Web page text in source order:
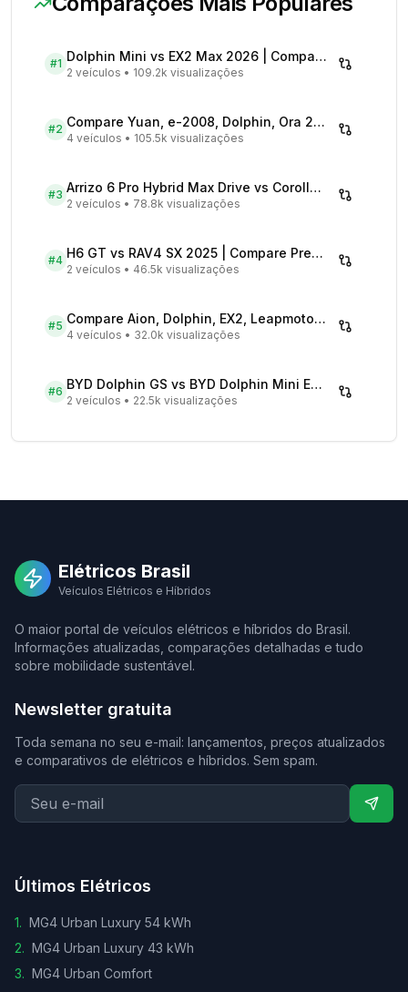
#1 Dolphin Mini vs EX2 Max 2026 | Compare Preços
2 veículos • 109.2k visualizações
#2 Compare Yuan, e-2008, Dolphin, Ora 2026 | Veículos Elétricos
4 veículos • 105.5k visualizações
#3 Arrizo 6 Pro Hybrid Max Drive vs Corolla Cross XRX Hybrid - Comparativo Completo
2 veículos • 78.8k visualizações
#4 H6 GT vs RAV4 SX 2025 | Compare Preços
2 veículos • 46.5k visualizações
#5 Compare Aion, Dolphin, EX2, Leapmotor 2026 | Veículos Elétricos
4 veículos • 32.0k visualizações
#6 BYD Dolphin GS vs BYD Dolphin Mini EV - Comparativo Completo
2 veículos • 22.5k visualizações
Elétricos Brasil
Veículos Elétricos e Híbridos
O maior portal de veículos elétricos e híbridos do Brasil.
Informações atualizadas, comparações detalhadas e tudo
sobre mobilidade sustentável.
Newsletter gratuita
Toda semana no seu e-mail: lançamentos, preços atualizados
e comparativos de elétricos e híbridos. Sem spam.
Últimos Elétricos
1. MG4 Urban Luxury 54 kWh
2. MG4 Urban Luxury 43 kWh
3. MG4 Urban Comfort